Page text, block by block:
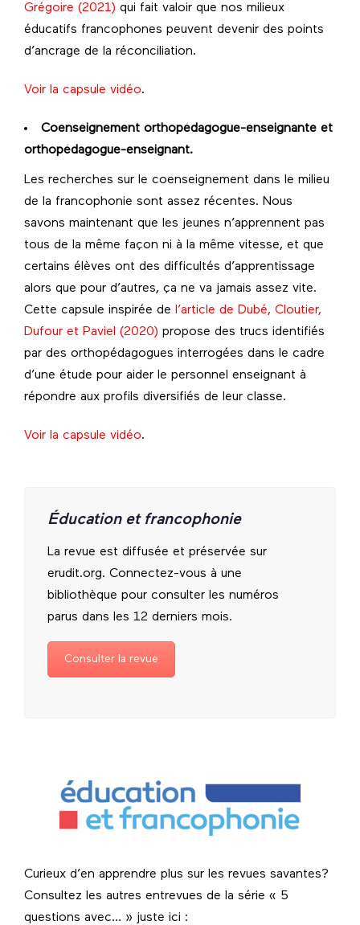
Grégoire (2021) qui fait valoir que nos milieux
éducatifs francophones peuvent devenir des points
d’ancrage de la réconciliation.
Voir la capsule vidéo.
Coenseignement orthopédagogue-enseignante et
orthopédagogue-enseignant.
Les recherches sur le coenseignement dans le milieu
de la francophonie sont assez récentes. Nous
savons maintenant que les jeunes n’apprennent pas
tous de la même façon ni à la même vitesse, et que
certains élèves ont des difficultés d’apprentissage
alors que pour d’autres, ça ne va jamais assez vite.
Cette capsule inspirée de l’article de Dubé, Cloutier,
Dufour et Paviel (2020) propose des trucs identifiés
par des orthopédagogues interrogées dans le cadre
d’une étude pour aider le personnel enseignant à
répondre aux profils diversifiés de leur classe.
Voir la capsule vidéo.
Éducation et francophonie
La revue est diffusée et préservée sur
erudit.org. Connectez-vous à une
bibliothèque pour consulter les numéros
parus dans les 12 derniers mois.
Consulter la revue
Curieux d’en apprendre plus sur les revues savantes?
Consultez les autres entrevues de la série « 5
questions avec… » juste ici :